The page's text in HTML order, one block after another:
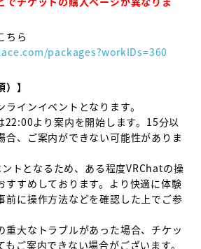
packages?workIDs=360
】
ラインイベントとなります。
22:00より案内を開始します。15分以
合、ご案内ができない可能性がありま
トとなるため、ある程度VRChatの操
すすめしております。より快適に体験
前に操作方法などを確認した上でご参
重大なトラブルがあった場合、チケッ
もご案内できない場合がございます。